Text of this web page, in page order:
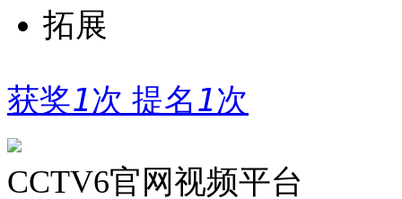
拓展
获奖1次 提名1次
CCTV6官网视频平台